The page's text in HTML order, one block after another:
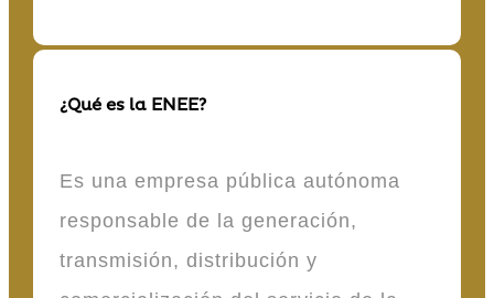
¿Qué es la ENEE?
Es una empresa pública autónoma
responsable de la generación,
transmisión, distribución y